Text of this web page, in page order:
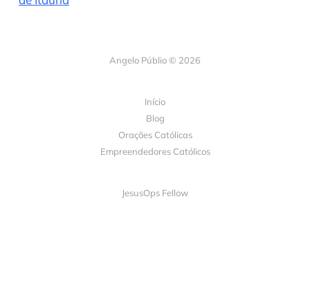
Angelo Públio © 2026
Início
Blog
Orações Católicas
Empreendedores Católicos
JesusOps Fellow